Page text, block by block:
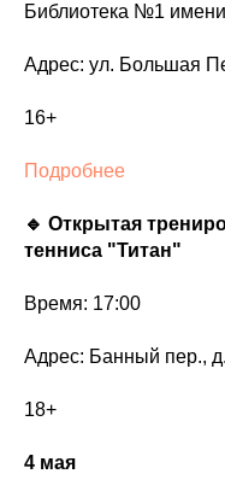
Библиотека №1
Адрес: ул. Большая
16+
Подробнее
🔹 Открытая
тенниса "Титан"
Время: 17:00
Адрес: Банный пер.,
18+
4 мая